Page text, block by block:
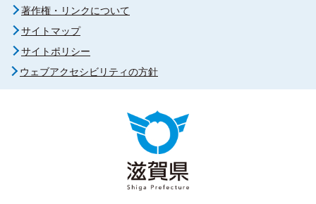
著作権・リンクについて
サイトマップ
サイトポリシー
ウェブアクセシビリティの方針